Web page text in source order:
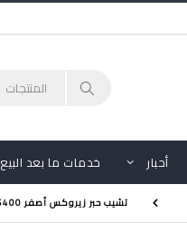
أحبار خدمات ما بعد البيع
تشيب حبر زيروكس أصفر 6400 جديد اصلي